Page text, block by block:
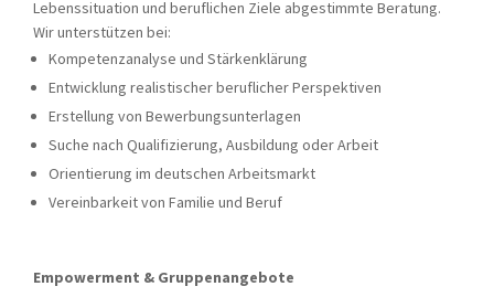
Lebenssituation und beruflichen Ziele abgestimmte Beratung.
Wir unterstützen bei:
Kompetenzanalyse und Stärkenklärung
Entwicklung realistischer beruflicher Perspektiven
Erstellung von Bewerbungsunterlagen
Suche nach Qualifizierung, Ausbildung oder Arbeit
Orientierung im deutschen Arbeitsmarkt
Vereinbarkeit von Familie und Beruf
Empowerment & Gruppenangebote